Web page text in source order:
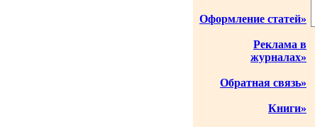
Оформление статей»
Реклама в
журналах»
Обратная связь»
Книги»